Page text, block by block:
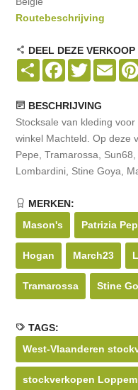
Routebeschrijving
DEEL DEZE
Share Facebook
Twitter
BESCHRIJVING
Stocksale van kleding
winkel Machteld. Op deze
Pepe, Tramarossa,
Lombardini, Stine Goya,
MERKEN:
Mason's
Patrizia
Hogan March23
Tramarossa Stine
TAGS:
West-Vlaanderen
stockverkopen Loppem